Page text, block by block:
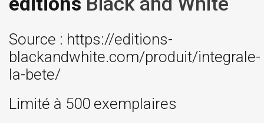
Source : https://editions-
blackandwhite.com/produit/integrale-
la-bete/
Limité à 500 exemplaires